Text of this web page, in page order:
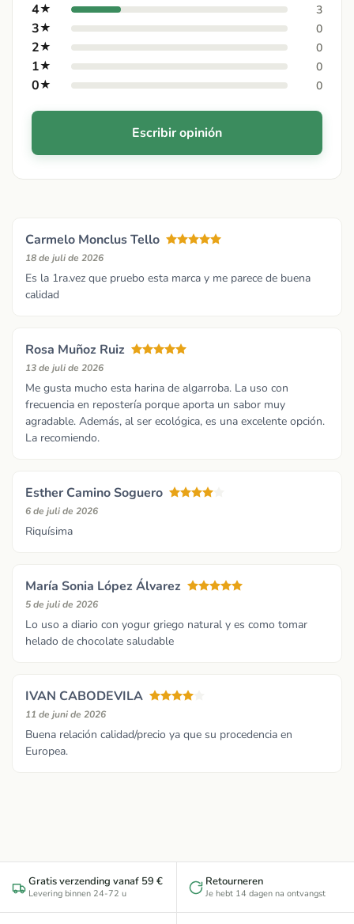
4★ 3
3★ 0
2★ 0
1★ 0
0★ 0
Escribir opinión
Carmelo Monclus Tello
18 de juli de 2026
Es la 1ra.vez que pruebo esta marca y me parece de buena
calidad
Rosa Muñoz Ruiz
13 de juli de 2026
Me gusta mucho esta harina de algarroba. La uso con
frecuencia en repostería porque aporta un sabor muy
agradable. Además, al ser ecológica, es una excelente opción.
La recomiendo.
Esther Camino Soguero
6 de juli de 2026
Riquísima
María Sonia López Álvarez
5 de juli de 2026
Lo uso a diario con yogur griego natural y es como tomar
helado de chocolate saludable
IVAN CABODEVILA
11 de juni de 2026
Buena relación calidad/precio ya que su procedencia en
Europea.
Gratis verzending vanaf 59 €
Levering binnen 24-72 u
Retourneren
Je hebt 14 dagen na ontvangst